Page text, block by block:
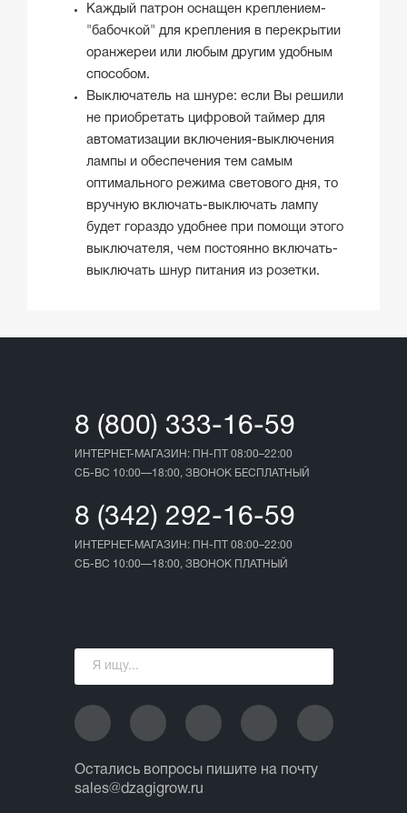
Каждый патрон оснащен креплением-
"бабочкой" для крепления в перекрытии
оранжереи или любым другим удобным
способом.
Выключатель на шнуре: если Вы решили
не приобретать цифровой таймер для
автоматизации включения-выключения
лампы и обеспечения тем самым
оптимального режима светового дня, то
вручную включать-выключать лампу
будет гораздо удобнее при помощи этого
выключателя, чем постоянно включать-
выключать шнур питания из розетки.
8 (800) 333-16-59
ИНТЕРНЕТ-МАГАЗИН: ПН-ПТ 08:00–22:00
СБ-ВС 10:00—18:00, ЗВОНОК БЕСПЛАТНЫЙ
8 (342) 292-16-59
ИНТЕРНЕТ-МАГАЗИН: ПН-ПТ 08:00–22:00
СБ-ВС 10:00—18:00, ЗВОНОК ПЛАТНЫЙ
Остались вопросы пишите на почту
sales@dzagigrow.ru